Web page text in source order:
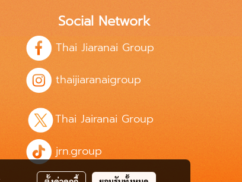
Social Network
Thai Jiaranai Group
thaijiaranaigroup
Thai Jairanai Group
jrn.group